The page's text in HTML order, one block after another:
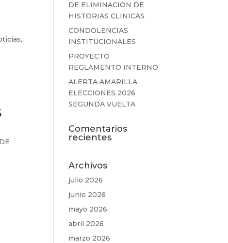
,
DE ELIMINACION DE
HISTORIAS CLINICAS
CONDOLENCIAS
INSTITUCIONALES
PROYECTO
REGLAMENTO INTERNO
ALERTA AMARILLA
ELECCIONES 2026
SEGUNDA VUELTA
Comentarios
recientes
Archivos
julio 2026
junio 2026
mayo 2026
abril 2026
marzo 2026